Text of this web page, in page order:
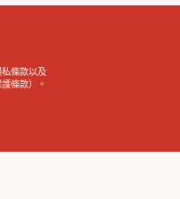
私條款以及
條款）。